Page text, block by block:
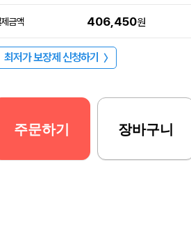
금액 406,450원
최저가 보장제 신청하기 〉
주문하기 장바구니